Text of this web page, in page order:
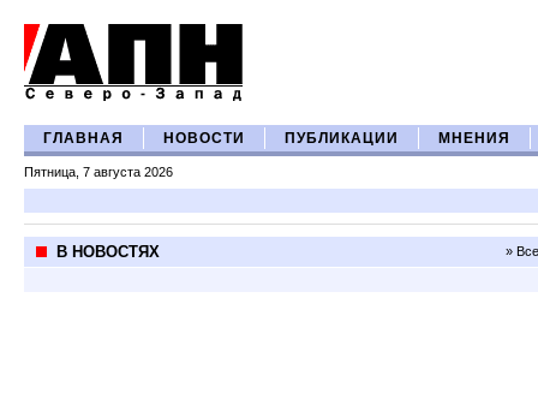
ГЛАВНАЯ НОВОСТИ ПУБЛИКАЦИИ МНЕНИЯ
Пятница, 7 августа 2026
В НОВОСТЯХ »